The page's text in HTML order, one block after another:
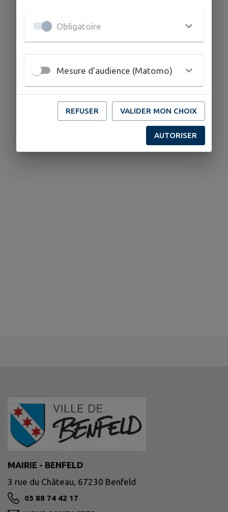
MAIRIE - BENFELD
3 rue du Château, 67230 Benfeld
03 88 74 42 17
Obligatoire
Mesure d'audience (Matomo)
REFUSER VALIDER MON CHOIX
AUTORISER